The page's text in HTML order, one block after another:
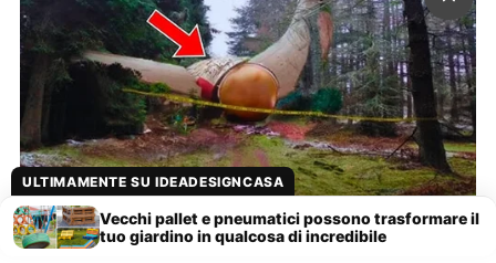
ULTIMAMENTE SU IDEADESIGNCASA
Vecchi pallet e pneumatici possono trasformare il
tuo giardino in qualcosa di incredibile